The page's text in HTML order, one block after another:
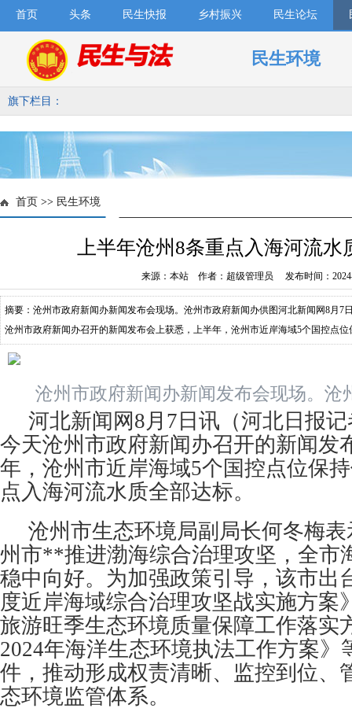
首页 头条 民生快报 乡村振兴 民生论坛
民生环境
旗下栏目：
首页 >> 民生环境
上半年沧州8条重点入海河流水
来源：本站 作者：超级管理员 发布时间：
摘要：沧州市政府新闻办新闻发布会现场。沧州市政府新闻办供图河北新闻网8月7
沧州市政府新闻办召开的新闻发布会上获悉，上半年，沧州市近岸海域5个国控点
沧州市政府新闻办新闻发布会现场。沧
河北新闻网8月7日讯（河北日报
今天沧州市政府新闻办召开的新闻发
年，沧州市近岸海域5个国控点位保
点入海河流水质全部达标。
沧州市生态环境局副局长何冬梅
州市**推进渤海综合治理攻坚，全市
稳中向好。为加强政策引导，该市出
度近岸海域综合治理攻坚战实施方案
旅游旺季生态环境质量保障工作落实
2024年海洋生态环境执法工作方案》
件，推动形成权责清晰、监控到位、
态环境监管体系。